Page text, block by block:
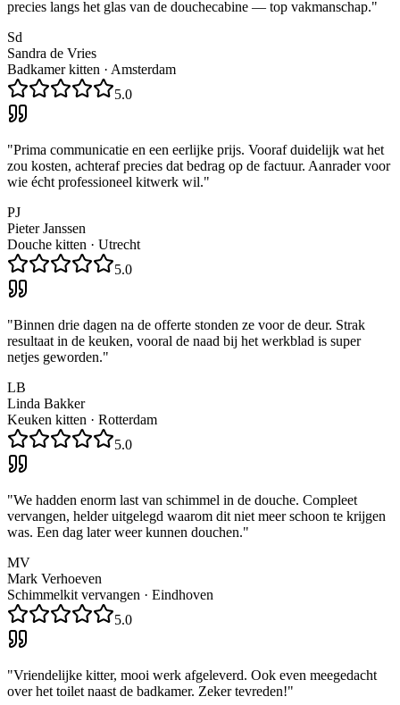
precies langs het glas van de douchecabine — top vakmanschap."
Sd
Sandra de Vries
Badkamer kitten · Amsterdam
5.0
"Prima communicatie en een eerlijke prijs. Vooraf duidelijk wat het
zou kosten, achteraf precies dat bedrag op de factuur. Aanrader voor
wie écht professioneel kitwerk wil."
PJ
Pieter Janssen
Douche kitten · Utrecht
5.0
"Binnen drie dagen na de offerte stonden ze voor de deur. Strak
resultaat in de keuken, vooral de naad bij het werkblad is super
netjes geworden."
LB
Linda Bakker
Keuken kitten · Rotterdam
5.0
"We hadden enorm last van schimmel in de douche. Compleet
vervangen, helder uitgelegd waarom dit niet meer schoon te krijgen
was. Een dag later weer kunnen douchen."
MV
Mark Verhoeven
Schimmelkit vervangen · Eindhoven
5.0
"Vriendelijke kitter, mooi werk afgeleverd. Ook even meegedacht
over het toilet naast de badkamer. Zeker tevreden!"